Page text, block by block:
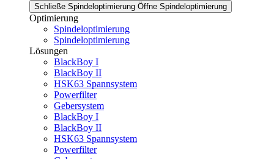
Schließe Spindeloptimierung Öffne Spindeloptimierung
Optimierung
Spindeloptimierung
Spindeloptimierung
Lösungen
BlackBoy I
BlackBoy II
HSK63 Spannsystem
Powerfilter
Gebersystem
BlackBoy I
BlackBoy II
HSK63 Spannsystem
Powerfilter